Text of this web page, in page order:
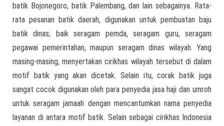
batik Bojonegoro, batik Palembang, dan lain sebagainya. Rata-
rata pesanan batik daerah, digunakan untuk pembuatan baju
batik dinas; baik seragam pemda, seragam guru, seragam
pegawai pemerintahan, maupun seragam dinas wilayah. Yang
masing-masing, menyertakan cirikhas wilayah tersebut di dalam
motif batik yang akan dicetak. Selain itu, corak batik juga
sangat cocok digunakan oleh para penyedia jasa haji dan umroh
untuk seragam jamaah dengan mencantumkan nama penyedia
layanan di antara motif batik. Selain sebagai cirikhas Indonesia